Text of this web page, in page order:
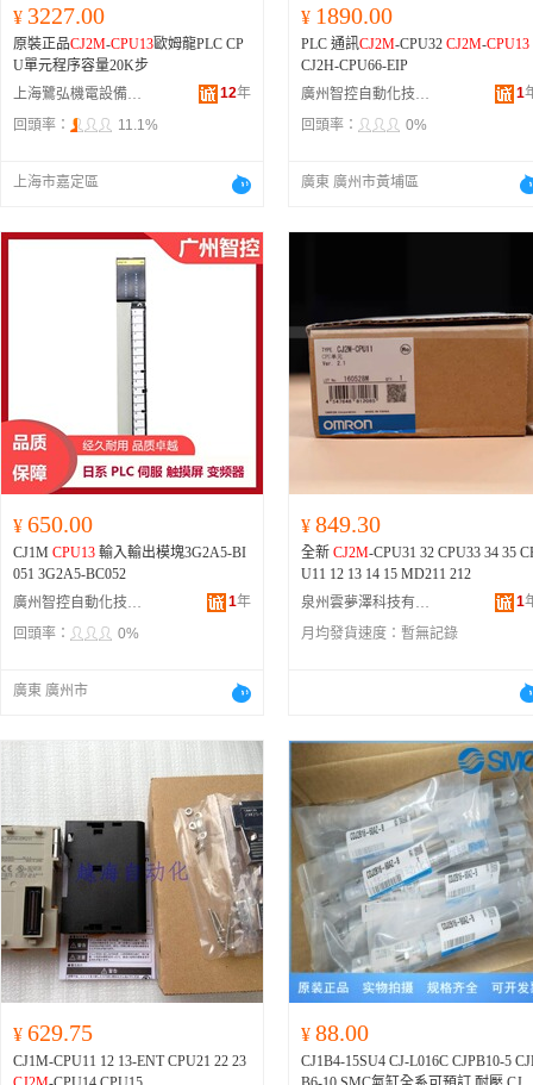
¥ 3227.00
原裝正品CJ2M-CPU13歐姆龍PLC CP
U單元程序容量20K步
上海鷺弘機電設備有限公司
12年
回頭率：
11.1%
上海市嘉定區
¥ 1890.00
PLC 通訊CJ2M-CPU32 CJ2M-CPU13
CJ2H-CPU66-EIP
廣州智控自動化技術有限公司
1
回頭率：
0%
廣東 廣州市黃埔區
¥ 650.00
CJ1M CPU13 輸入輸出模塊3G2A5-BI
051 3G2A5-BC052
廣州智控自動化技術有限公司
1年
回頭率：
0%
廣東 廣州市
¥ 849.30
全新 CJ2M-CPU31 32 CPU33 34 35
U11 12 13 14 15 MD211 212
泉州雲夢澤科技有限公司
1
月均發貨速度： 暫無記錄
¥ 629.75
CJ1M-CPU11 12 13-ENT CPU21 22 23
¥ 88.00
CJ1B4-15SU4 CJ-L016C CJPB10-5